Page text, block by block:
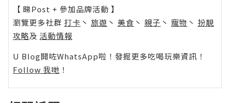
【 睇Post + 參加品牌活動 】
瀏覽更多社群 打卡 丶 旅遊 丶 美食 丶 親子 丶 寵物 丶 扮靚
攻略及 活動情報
U Blog開咗WhatsApp啦！發掘更多吃喝玩樂資訊！
Follow 我哋 ！